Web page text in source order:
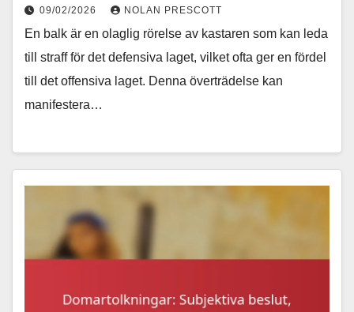
09/02/2026 NOLAN PRESCOTT
En balk är en olaglig rörelse av kastaren som kan leda
till straff för det defensiva laget, vilket ofta ger en fördel
till det offensiva laget. Denna överträdelse kan
manifestera…